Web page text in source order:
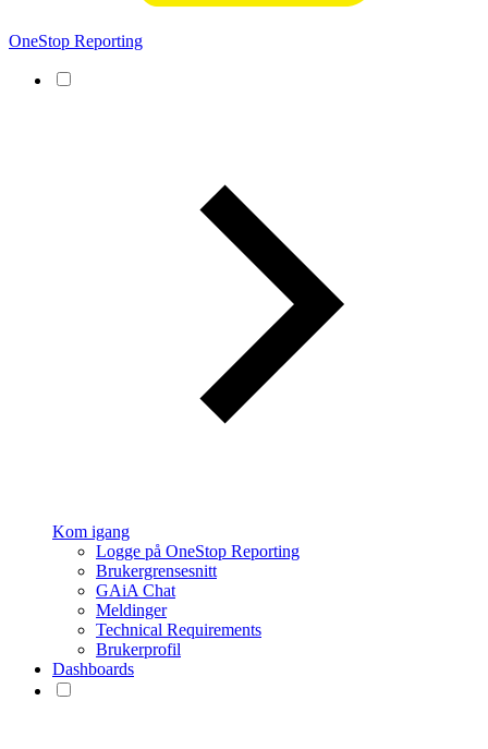
OneStop Reporting
Kom igang
Logge på OneStop Reporting
Brukergrensesnitt
GAiA Chat
Meldinger
Technical Requirements
Brukerprofil
Dashboards